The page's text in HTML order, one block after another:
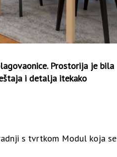
Prostorija je bila
i detalja itekako
s tvrtkom Modul koja se